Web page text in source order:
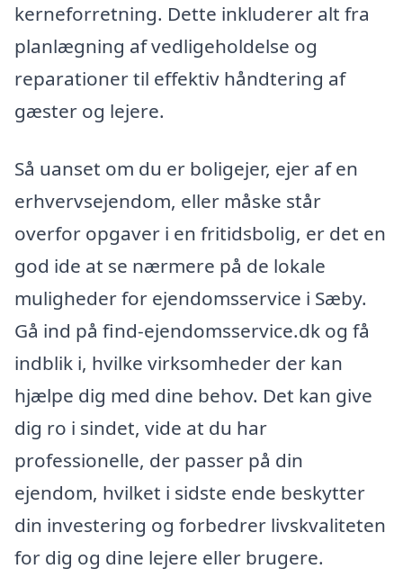
kerneforretning. Dette inkluderer alt fra
planlægning af vedligeholdelse og
reparationer til effektiv håndtering af
gæster og lejere.
Så uanset om du er boligejer, ejer af en
erhvervsejendom, eller måske står
overfor opgaver i en fritidsbolig, er det en
god ide at se nærmere på de lokale
muligheder for ejendomsservice i Sæby.
Gå ind på find-ejendomsservice.dk og få
indblik i, hvilke virksomheder der kan
hjælpe dig med dine behov. Det kan give
dig ro i sindet, vide at du har
professionelle, der passer på din
ejendom, hvilket i sidste ende beskytter
din investering og forbedrer livskvaliteten
for dig og dine lejere eller brugere.